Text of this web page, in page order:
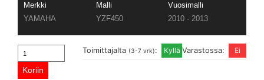
Merkki Malli
Vuosimalli
YAMAHA
YZF450 2010 - 2013
Varastossa:
Toimittajalta (3-7 vrk):